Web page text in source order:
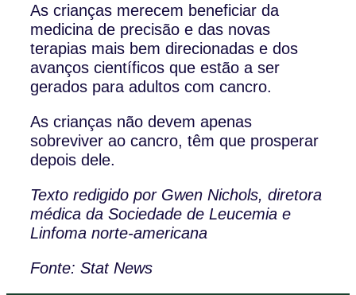
As crianças merecem beneficiar da
medicina de precisão e das novas
terapias mais bem direcionadas e dos
avanços científicos que estão a ser
gerados para adultos com cancro.
As crianças não devem apenas
sobreviver ao cancro, têm que prosperar
depois dele.
Texto redigido por Gwen Nichols, diretora
médica da Sociedade de Leucemia e
Linfoma norte-americana
Fonte: Stat News